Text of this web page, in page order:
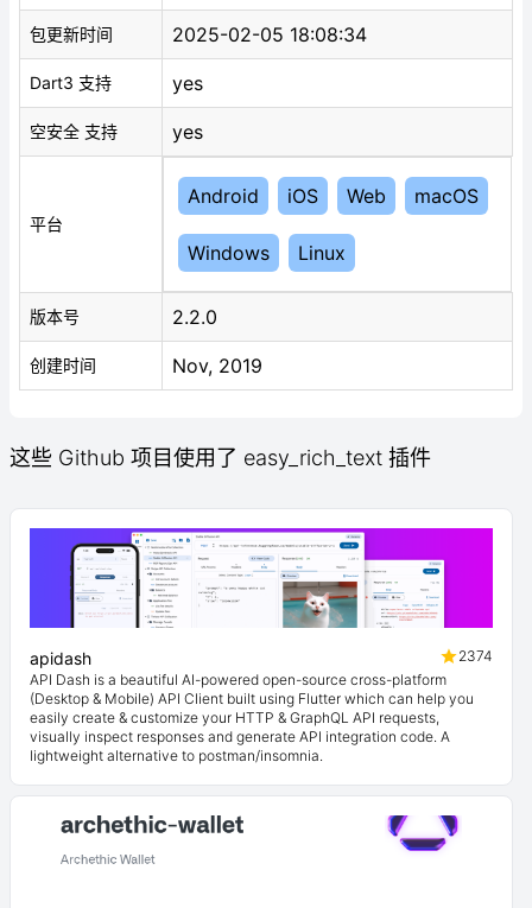
包更新时间 2025-02-05 18:08:34
Dart3 支持 yes
空安全 支持 yes
平台
Android iOS Web macOS
Windows Linux
版本号 2.2.0
创建时间 Nov, 2019
这些 Github 项目使用了 easy_rich_text 插件
apidash
2374
API Dash is a beautiful AI-powered open-source cross-platform
(Desktop & Mobile) API Client built using Flutter which can help you
easily create & customize your HTTP & GraphQL API requests,
visually inspect responses and generate API integration code. A
lightweight alternative to postman/insomnia.